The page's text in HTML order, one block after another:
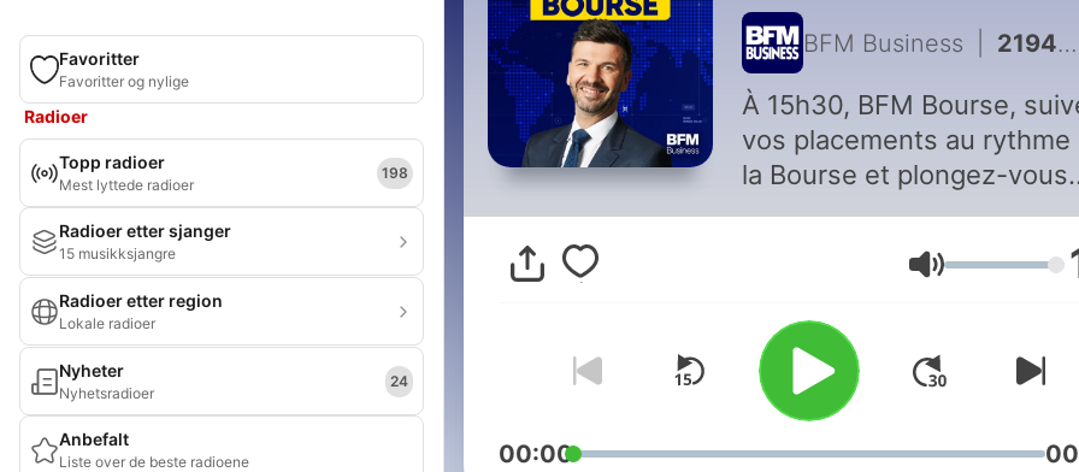
Favoritter
Favoritter og nylige
Radioer
Topp radioer
Mest lyttede radioer
198
Radioer etter sjanger
15 musikksjangre
Radioer etter region
Lokale radioer
Nyheter
Nyhetsradioer
24
Anbefalt
Liste over de beste radioene
BFM Business 21945 - On refait la séance : CAC 40, records au milieu des incertitudes - 07/08
À 15h30, BFM Bourse,
vos placements au rythme
la Bourse et plongez-vous
dans l'univers de la finance
avec Guillaume Sommerer.
Analystes, entrepreneurs
pointe du secteur, gérants,
conseillers patrimoniaux …
vont vous aider à
les enjeux et vous aider à
dynamiser votre
Volum
00:00